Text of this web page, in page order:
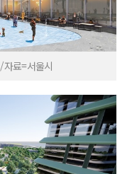
료=서울시